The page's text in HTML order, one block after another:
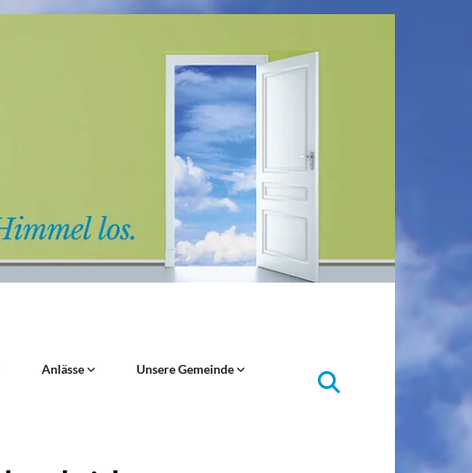
Anlässe Unsere Gemeinde